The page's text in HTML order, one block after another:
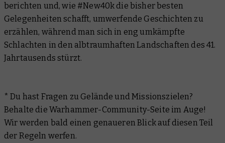
berichten und, wie #New40k die bisher besten
Gelegenheiten schafft, umwerfende Geschichten zu
erzählen, während man sich in eng umkämpfte
Schlachten in den albtraumhaften Landschaften des 41.
Jahrtausends stürzt.
* Du hast Fragen zu Gelände und Missionszielen?
Behalte die Warhammer-Community-Seite im Auge!
Wir werden bald einen genaueren Blick auf diesen Teil
der Regeln werfen.